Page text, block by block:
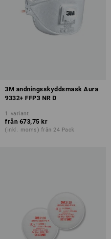
3M andningsskyddsmask Aura
9332+ FFP3 NR D
1 variant
från 673,75 kr
(inkl. moms) från 24 Pack